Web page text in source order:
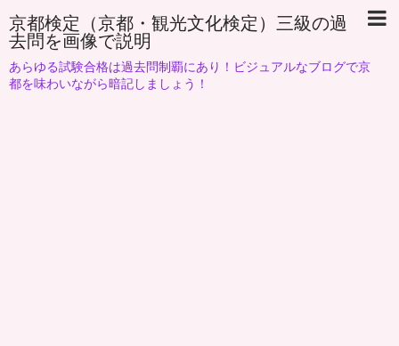
京都検定（京都・観光文化検定）三級の過
去問を画像で説明
あらゆる試験合格は過去問制覇にあり！ビジュアルなブログで京
都を味わいながら暗記しましょう！